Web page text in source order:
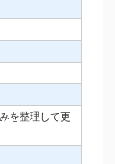
を整理して更